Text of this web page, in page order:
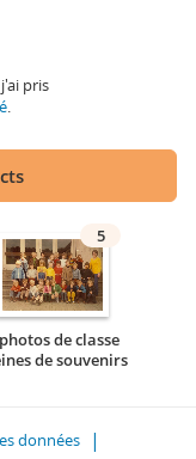
pris
.
5
de classe
de souvenirs
données